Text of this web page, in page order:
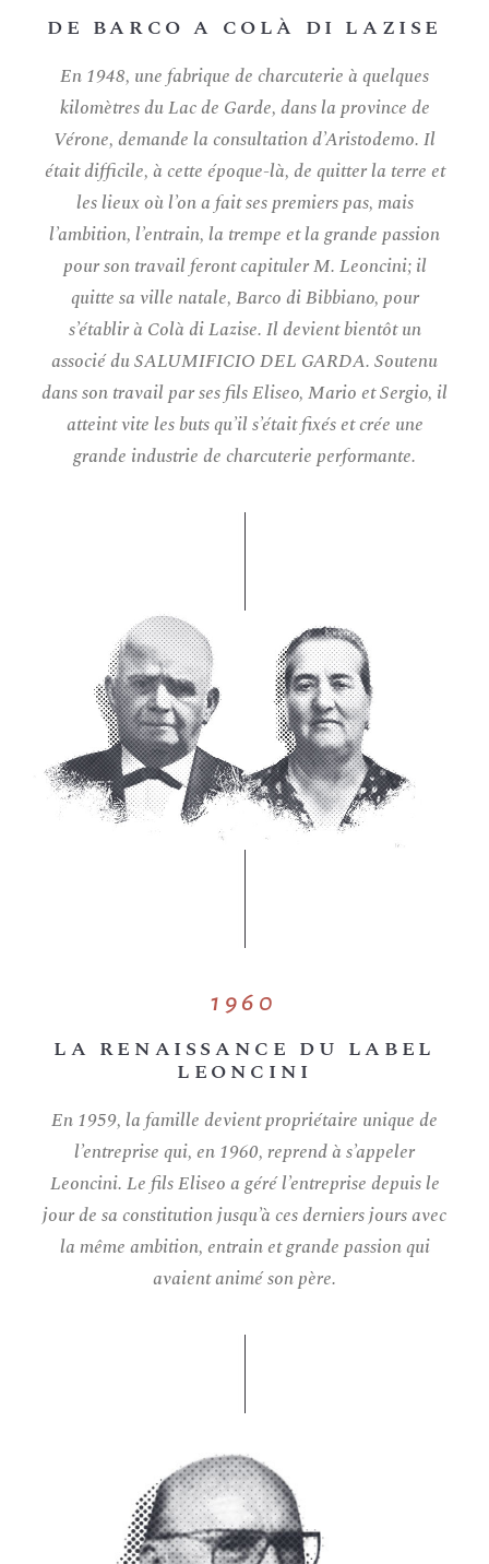
DE BARCO A COLÀ DI LAZISE
En 1948, une fabrique de charcuterie à quelques
kilomètres du Lac de Garde, dans la province de
Vérone, demande la consultation d’Aristodemo. Il
était difficile, à cette époque-là, de quitter la terre et
les lieux où l’on a fait ses premiers pas, mais
l’ambition, l’entrain, la trempe et la grande passion
pour son travail feront capituler M. Leoncini; il
quitte sa ville natale, Barco di Bibbiano, pour
s’établir à Colà di Lazise. Il devient bientôt un
associé du SALUMIFICIO DEL GARDA. Soutenu
dans son travail par ses fils Eliseo, Mario et Sergio, il
atteint vite les buts qu’il s’était fixés et crée une
grande industrie de charcuterie performante.
1960
LA RENAISSANCE DU LABEL
LEONCINI
En 1959, la famille devient propriétaire unique de
l’entreprise qui, en 1960, reprend à s’appeler
Leoncini. Le fils Eliseo a géré l’entreprise depuis le
jour de sa constitution jusqu’à ces derniers jours avec
la même ambition, entrain et grande passion qui
avaient animé son père.